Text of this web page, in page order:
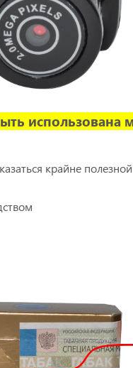
использована
крайне